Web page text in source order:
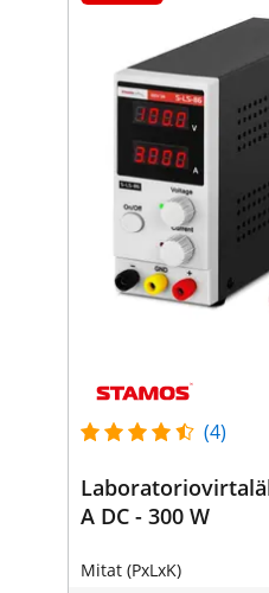
(4)
A DC - 300 W
Mitat (PxLxK)